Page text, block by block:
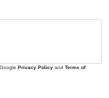
Privacy Policy and Terms of